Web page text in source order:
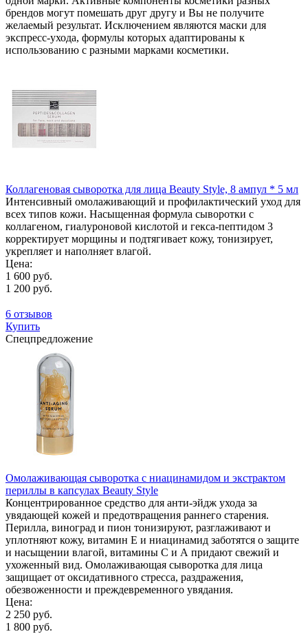
брендов могут помешать друг другу и Вы не получите
желаемый результат. Исключением являются маски для
экспресс-ухода, формулы которых адаптированы к
использованию с разными марками косметики.
Коллагеновая сыворотка для лица Beauty Style, 8 ампул * 5 мл
Интенсивный омолаживающий и профилактический уход для
всех типов кожи. Насыщенная формула сыворотки с
коллагеном, гиалуроновой кислотой и гекса-пептидом 3
корректирует морщины и подтягивает кожу, тонизирует,
укрепляет и наполняет влагой.
Цена:
1 600 руб.
1 200 руб.
6 отзывов
Купить
Спецпредложение
Омолаживающая сыворотка с ниацинамидом и экстрактом
периллы в капсулах Beauty Style
Концентрированное средство для анти-эйдж ухода за
увядающей кожей и предотвращения раннего старения.
Перилла, виноград и пион тонизируют, разглаживают и
уплотняют кожу, витамин Е и ниацинамид заботятся о защите
и насыщении влагой, витамины С и А придают свежий и
ухоженный вид. Омолаживающая сыворотка для лица
защищает от оксидативного стресса, раздражения,
обезвоженности и преждевременного увядания.
Цена:
2 250 руб.
1 800 руб.